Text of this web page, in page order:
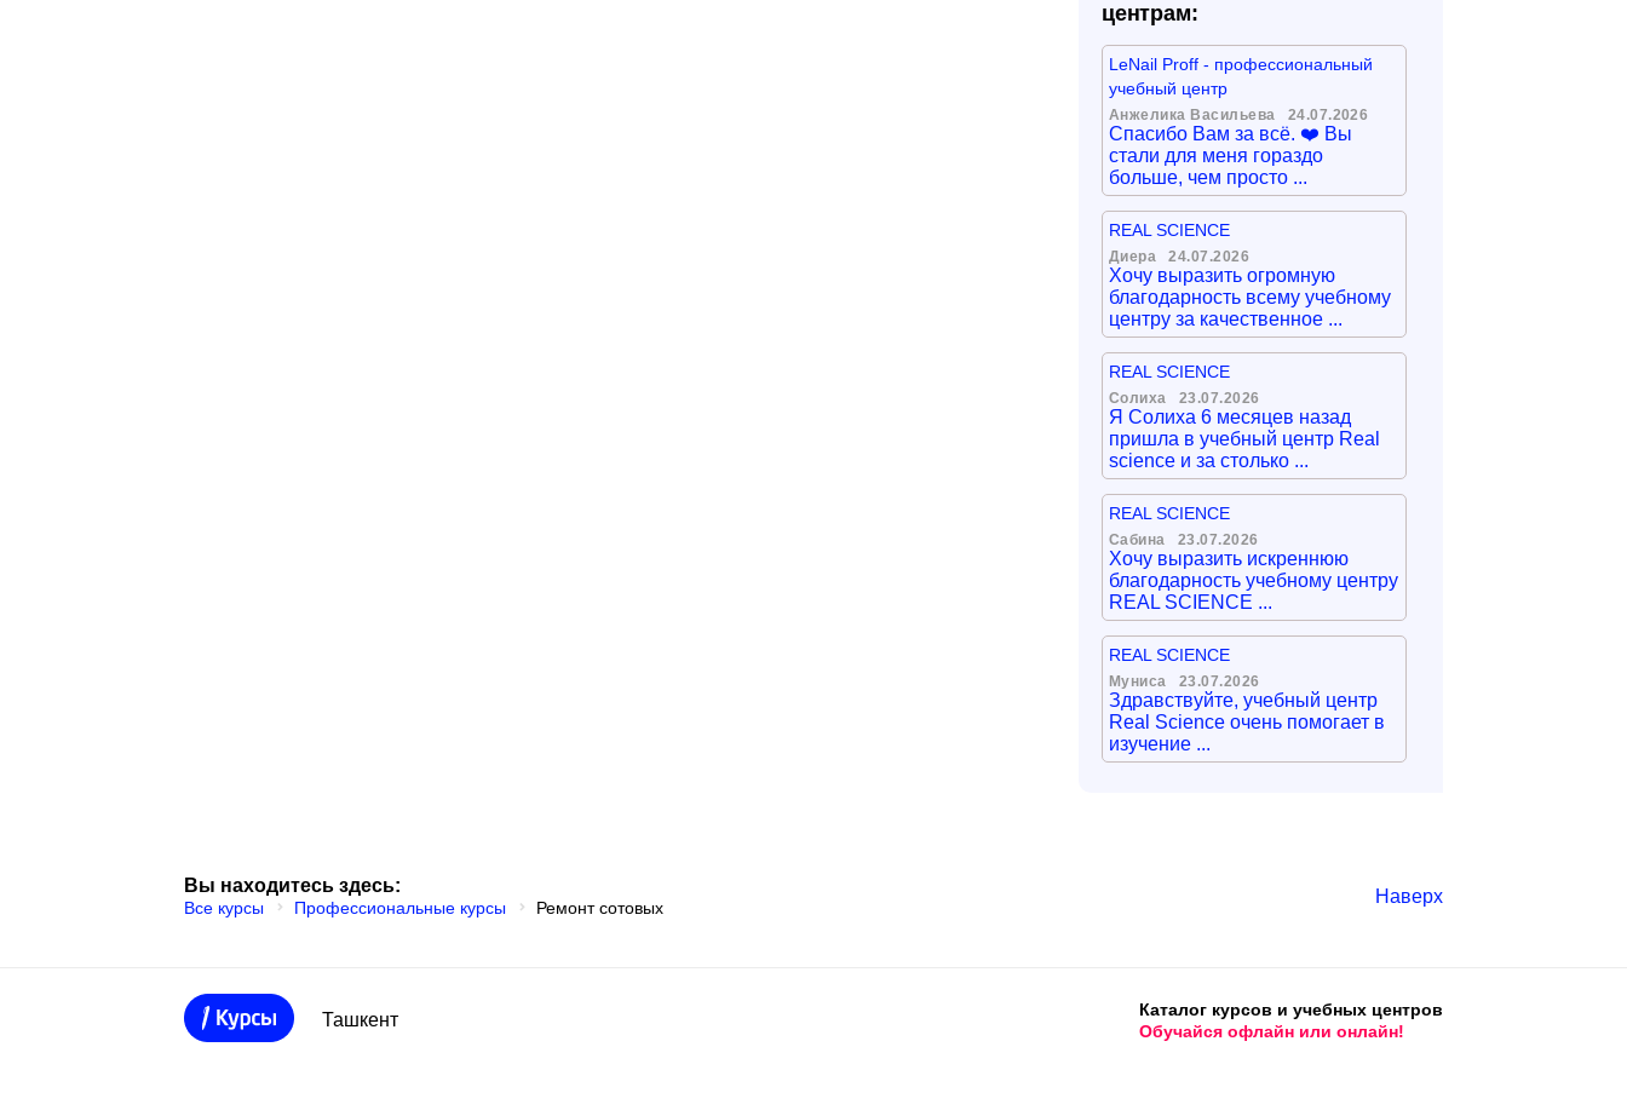
центрам:
LeNail Proff - профессиональный
учебный центр
Анжелика Васильева 24.07.2026
Спасибо Вам за всё. ❤️ Вы
стали для меня гораздо
больше, чем просто ...
REAL SCIENCE
Диера 24.07.2026
Хочу выразить огромную
благодарность всему учебному
центру за качественное ...
REAL SCIENCE
Солиха 23.07.2026
Я Солиха 6 месяцев назад
пришла в учебный центр Real
science и за столько ...
REAL SCIENCE
Сабина 23.07.2026
Хочу выразить искреннюю
благодарность учебному центру
REAL SCIENCE ...
REAL SCIENCE
Муниса 23.07.2026
Здравствуйте, учебный центр
Real Science очень помогает в
изучение ...
Вы находитесь здесь:
Все курсы Профессиональные курсы Ремонт сотовых
Наверх
Ташкент
Каталог курсов и учебных центров
Обучайся офлайн или онлайн!